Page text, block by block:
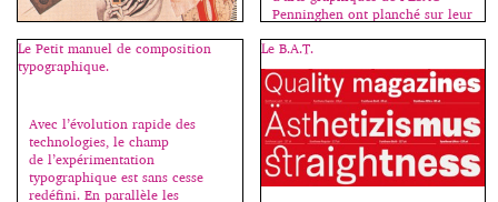
Le Dadaïsme puise sa force dans
pratique artistique et, lorsque
Dada part à la conquête du
langage, c’est pour découvrir
une autre forme de
Penninghen ont planché sur leur
affiche pour l’exposition d’un
artiste du mouvement moderne.
Au début du siècle les artistes
ont voulu faire sortir l’art des
galeries et des ateliers ; ainsi ils
ont inventé le concept moderne
de “design” et se sont intéressés
[…]
Le Petit manuel de composition
typographique.
Avec l’évolution rapide des
technologies, le champ
de l’expérimentation
typographique est sans cesse
redéfini. En parallèle les
Le B.A.T.